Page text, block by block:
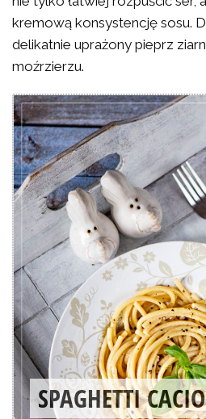
kremową konsystencję sosu.
delikatnie uprażony pieprz
moźrzierzu.
SPAGHETTI